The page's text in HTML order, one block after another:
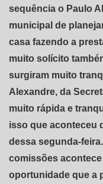
sequência o Paulo
municipal de
casa fazendo a
muito solícito
surgiram muito
Alexandre, da
muito rápida e
isso que aconteceu
dessa segunda-
comissões
oportunidade que a